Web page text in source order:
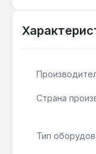
конкретного
Защита от
прочности
Страна
Тип